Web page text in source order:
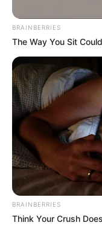
રાજકોટ લોકસભા
પુરુષોત્તમ રૂપાલા
આવેલ વિવાદિત
દ્વારા સતત વિરોધ
ક્ષત્રિય સમાજના
જાડેજાના પત્ની
રિવાબા જાડેજાનો
શરુ કરવામાં આવ્યું
BRAINBERRIES
The Way You Sit
BRAINBERRIES
Think Your Crush